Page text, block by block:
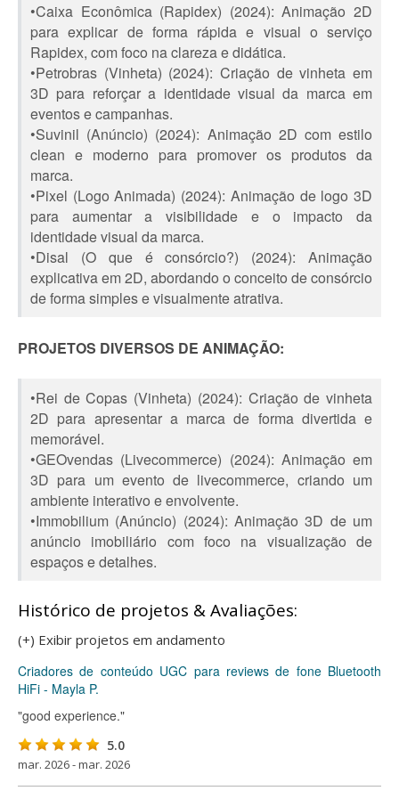
•Caixa Econômica (Rapidex) (2024): Animação 2D
para explicar de forma rápida e visual o serviço
Rapidex, com foco na clareza e didática.
•Petrobras (Vinheta) (2024): Criação de vinheta em
3D para reforçar a identidade visual da marca em
eventos e campanhas.
•Suvinil (Anúncio) (2024): Animação 2D com estilo
clean e moderno para promover os produtos da
marca.
•Pixel (Logo Animada) (2024): Animação de logo 3D
para aumentar a visibilidade e o impacto da
identidade visual da marca.
•Disal (O que é consórcio?) (2024): Animação
explicativa em 2D, abordando o conceito de consórcio
de forma simples e visualmente atrativa.
PROJETOS DIVERSOS DE ANIMAÇÃO:
•Rei de Copas (Vinheta) (2024): Criação de vinheta
2D para apresentar a marca de forma divertida e
memorável.
•GEOvendas (Livecommerce) (2024): Animação em
3D para um evento de livecommerce, criando um
ambiente interativo e envolvente.
•Immobilium (Anúncio) (2024): Animação 3D de um
anúncio imobiliário com foco na visualização de
espaços e detalhes.
Histórico de projetos & Avaliações:
(+) Exibir projetos em andamento
Criadores de conteúdo UGC para reviews de fone Bluetooth
HiFi - Mayla P.
"good experience."
5.0
mar. 2026 - mar. 2026